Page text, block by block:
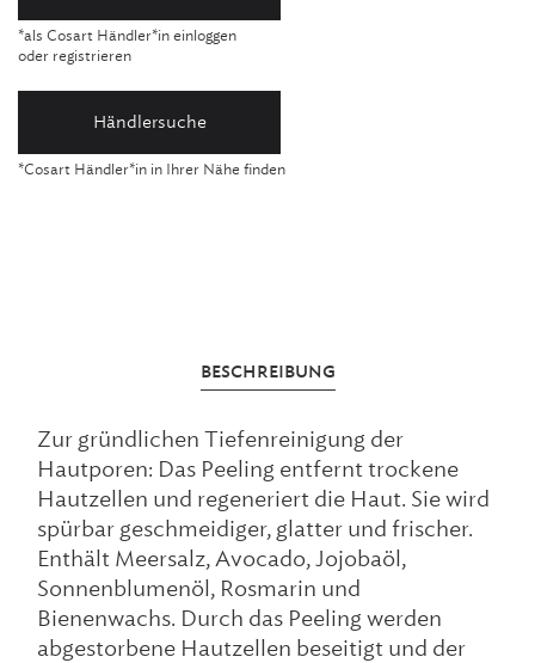
*als Cosart Händler*in einloggen
oder registrieren
Händlersuche
*Cosart Händler*in in Ihrer Nähe finden
BESCHREIBUNG
Zur gründlichen Tiefenreinigung der
Hautporen: Das Peeling entfernt trockene
Hautzellen und regeneriert die Haut. Sie wird
spürbar geschmeidiger, glatter und frischer.
Enthält Meersalz, Avocado, Jojobaöl,
Sonnenblumenöl, Rosmarin und
Bienenwachs. Durch das Peeling werden
abgestorbene Hautzellen beseitigt und der